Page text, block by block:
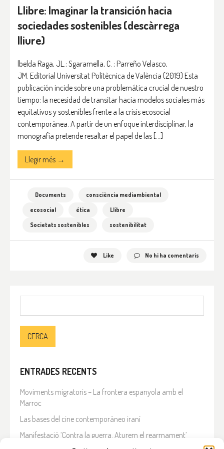
Llibre: Imaginar la transición hacia
sociedades sostenibles (descàrrega
lliure)
lbelda Raga, JL.; Sgaramella, C. ; Parreño Velasco,
JM. Editorial Universitat Politècnica de València (2019) Esta
publicación incide sobre una problemática crucial de nuestro
tiempo: la necesidad de transitar hacia modelos sociales más
equitativos y sostenibles frente a la crisis ecosocial
contemporánea. A partir de un enfoque interdisciplinar, la
monografía pretende resaltar el papel de las […]
Llegir més →
Documents
consciència mediambiental
ecosocial
ética
Llibre
Societats sostenibles
sostenibilitat
Like No hi ha comentaris
ENTRADES RECENTS
Moviments migratoris – La frontera espanyola amb el
Marroc
Las bases del cine contemporáneo iraní
Manifestació ‘Contra la guerra. Aturem el rearmament’